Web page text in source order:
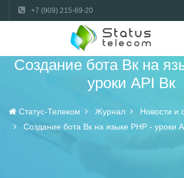
+7 (909) 215-69-20
Создание бота Вк на
уроки API Вк
Статус-Телеком Журнал
Новости и
Создание бота Вк на языке PHP - уроки